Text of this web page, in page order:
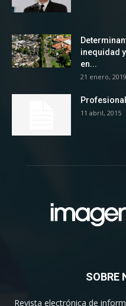
inequidad
en...
21 enero, 2019
11 abril, 2015
SOBRE
Revista electrónica de